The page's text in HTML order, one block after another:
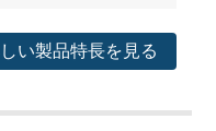
い製品特長を見る